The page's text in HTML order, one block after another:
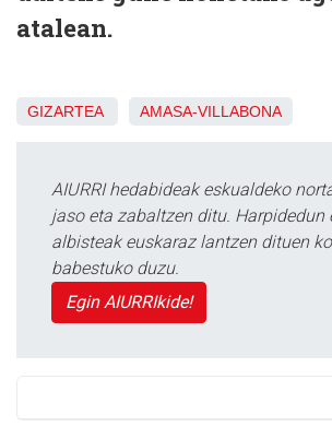
atalean.
GIZARTEA AMASA-VILLABONA
AIURRI hedabideak eskualdeko
jaso eta zabaltzen ditu. Harpidedun
albisteak euskaraz lantzen dituen
babestuko duzu.
Egin AIURRIkide!